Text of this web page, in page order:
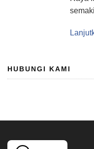
HUBUNGI KAMI